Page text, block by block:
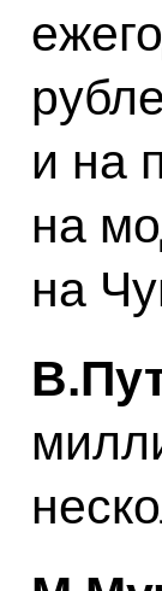
и на
на
на